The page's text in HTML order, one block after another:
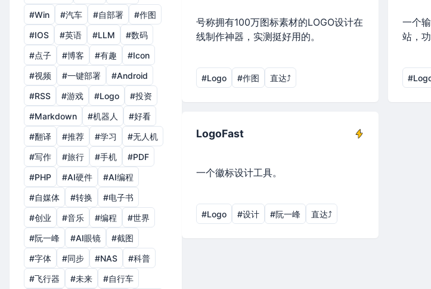
#Win
#汽车 #自部署
#作图
#IOS
#英语 #LLM
#数码
#点子
#博客 #有趣
#Icon
#视频
#一键部署
#Android
#RSS
#游戏 #Logo
#投资
#Markdown
#机器人
#好看
#翻译
#推荐 #学习
#无人机
#写作
#旅行 #手机
#PDF
#PHP
#AI硬件
#AI编程
#自媒体
#转换
#电子书
#创业
#音乐 #编程
#世界
#阮一峰
#AI眼镜
#截图
#字体
#同步 #NAS
#科普
#飞行器
#未来 #自行车
号称拥有100万图标素材的LOGO设计在
线制作神器，实测挺好用的。
#Logo #作图 直达⤴︎
一个
站，
LogoFast
一个徽标设计工具。
#Logo #设计 #阮一峰 直达⤴︎